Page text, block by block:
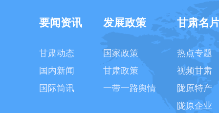
要闻资讯
甘肃动态
国内新闻
国际简讯
发展政策
国家政策
甘肃政策
一带一路舆情
甘肃名
热点专题
视频甘肃
陇原特产
陇原企业